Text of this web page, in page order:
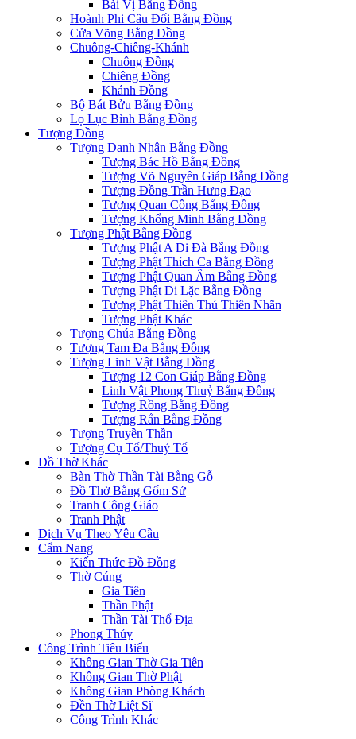
Bài Vị Bằng Đồng
Hoành Phi Câu Đối Bằng Đồng
Cửa Võng Bằng Đồng
Chuông-Chiêng-Khánh
Chuông Đồng
Chiêng Đồng
Khánh Đồng
Bộ Bát Bửu Bằng Đồng
Lọ Lục Bình Bằng Đồng
Tượng Đồng
Tượng Danh Nhân Bằng Đồng
Tượng Bác Hồ Bằng Đồng
Tượng Võ Nguyên Giáp Bằng Đồng
Tượng Đồng Trần Hưng Đạo
Tượng Quan Công Bằng Đồng
Tượng Khổng Minh Bằng Đồng
Tượng Phật Bằng Đồng
Tượng Phật A Di Đà Bằng Đồng
Tượng Phật Thích Ca Bằng Đồng
Tượng Phật Quan Âm Bằng Đồng
Tượng Phật Di Lặc Bằng Đồng
Tượng Phật Thiên Thủ Thiên Nhãn
Tượng Phật Khác
Tượng Chúa Bằng Đồng
Tượng Tam Đa Bằng Đồng
Tượng Linh Vật Bằng Đồng
Tượng 12 Con Giáp Bằng Đồng
Linh Vật Phong Thuỷ Bằng Đồng
Tượng Rồng Bằng Đồng
Tượng Rắn Bằng Đồng
Tượng Truyền Thần
Tượng Cụ Tổ/Thuỷ Tổ
Đồ Thờ Khác
Bàn Thờ Thần Tài Bằng Gỗ
Đồ Thờ Bằng Gốm Sứ
Tranh Công Giáo
Tranh Phật
Dịch Vụ Theo Yêu Cầu
Cẩm Nang
Kiến Thức Đồ Đồng
Thờ Cúng
Gia Tiên
Thần Phật
Thần Tài Thổ Địa
Phong Thủy
Công Trình Tiêu Biểu
Không Gian Thờ Gia Tiên
Không Gian Thờ Phật
Không Gian Phòng Khách
Đền Thờ Liệt Sĩ
Công Trình Khác